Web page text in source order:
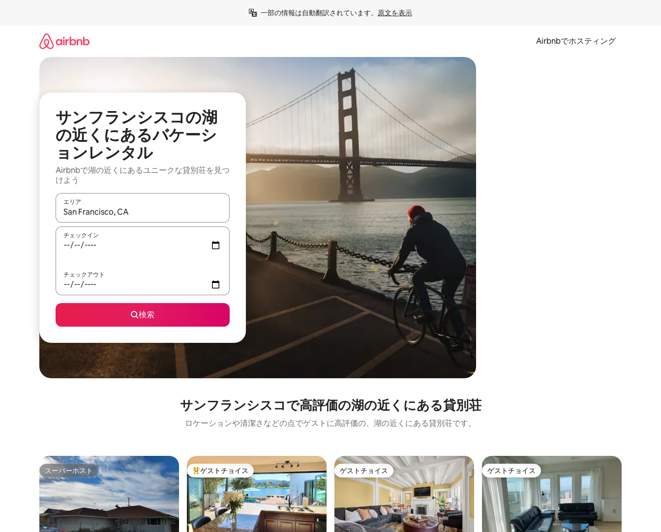
一部の情報は自動翻訳されています。 原文を表示
Airbnbでホスティング
サンフランシスコの湖
の近くにあるバケーシ
ョンレンタル
Airbnbで湖の近くにあるユニークな貸別荘を見つ
けよう
エリア
検索結果が表示されたら、上下の矢印キーを使って移動するか、画面をタッチまたはスワイプして検索結果を確認することができます。
チェックイン
チェックアウト
検索
サンフランシスコで高評価の湖の近くにある貸別荘
ロケーションや清潔さなどの点でゲストに高評価の、湖の近くにある貸別荘です。
スーパーホスト
スーパーホスト 大好評のゲストチョイスです。
ゲストチョイス ゲストチョイス
ゲストチョイス ゲストチョイス
ゲストチョイス